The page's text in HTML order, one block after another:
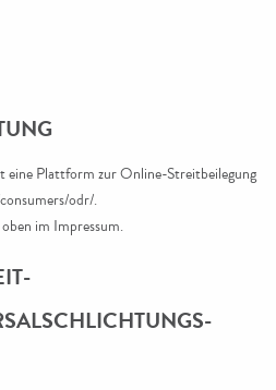
eine Plattform zur Online-Streitbeilegung
odr/.
im Impressum.